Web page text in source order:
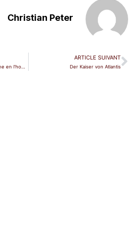
Christian Peter
ARTICLE SUIVANT
Der Kaiser von Atlantis